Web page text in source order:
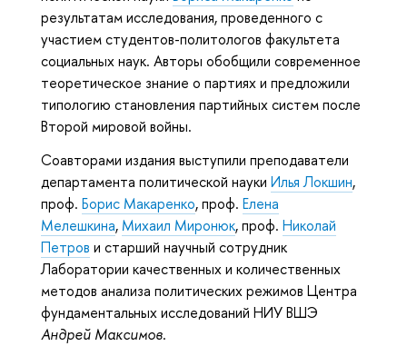
результатам исследования,проведенного с
участием студентов-политологов факультета
социальных наук. Авторы обобщили современное
теоретическое знание о партиях и предложили
типологию становления партийных систем после
Второй мировой войны.
Соавторами издания выступили преподаватели
департамента политической науки Илья Локшин,
проф. Борис Макаренко, проф. Елена
Мелешкина, Михаил Миронюк, проф. Николай
Петров и старший научный сотрудник
Лаборатории качественных и количественных
методов анализа политических режимов Центра
фундаментальных исследований НИУ ВШЭ
Андрей Максимов.